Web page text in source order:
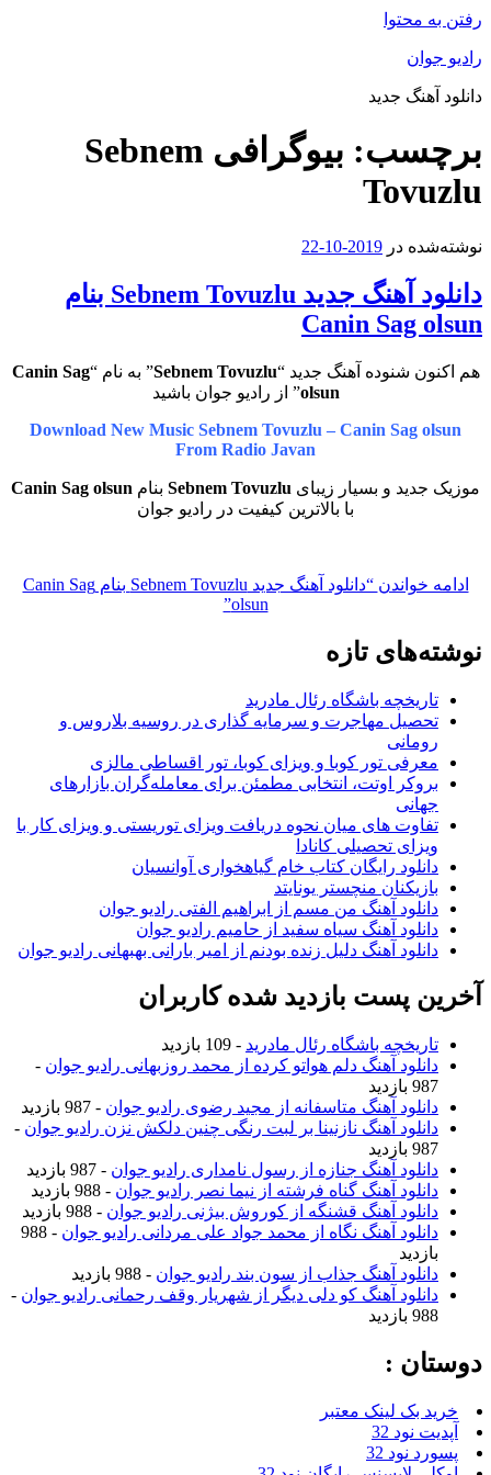
رفتن به محتوا
رادیو جوان
دانلود آهنگ جدید
برچسب:
بیوگرافی Sebnem
Tovuzlu
نوشته‌شده در 2019-10-22
دانلود آهنگ جدید Sebnem Tovuzlu بنام
Canin Sag olsun
هم اکنون شنوده آهنگ جدید “Sebnem Tovuzlu” به نام “Canin Sag
olsun” از رادیو جوان باشید
Download New Music Sebnem Tovuzlu – Canin Sag olsun
From Radio Javan
موزیک جدید و بسیار زیبای Sebnem Tovuzlu بنام Canin Sag olsun
با بالاترین کیفیت در رادیو جوان
ادامه خواندن
“دانلود آهنگ جدید Sebnem Tovuzlu بنام Canin Sag
olsun”
نوشته‌های تازه
تاریخچه باشگاه رئال مادرید
تحصیل مهاجرت و سرمایه گذاری در روسیه بلاروس و
رومانی
معرفی تور کوبا و ویزای کوبا، تور اقساطی مالزی
بروکر اوتت، انتخابی مطمئن برای معامله‌گران بازارهای
جهانی
تفاوت های میان نحوه دریافت ویزای توریستی و ویزای کار با
ویزای تحصیلی کانادا
دانلود رایگان کتاب خام گیاهخواری آوانسیان
بازیکنان منچستر یونایتد
دانلود آهنگ من مسم از ابراهیم الفتی رادیو جوان
دانلود آهنگ سیاه سفید از حامیم رادیو جوان
دانلود آهنگ دلیل زنده بودنم از امیر بارانی بهبهانی رادیو جوان
آخرین پست بازدید شده کاربران
تاریخچه باشگاه رئال مادرید - 109 بازدید
دانلود آهنگ دلم هواتو کرده از محمد روزبهانی رادیو جوان -
987 بازدید
دانلود آهنگ متاسفانه از مجید رضوی رادیو جوان - 987 بازدید
دانلود آهنگ نازنینا بر لبت رنگی چنین دلکش نزن رادیو جوان -
987 بازدید
دانلود آهنگ جنازه از رسول نامداری رادیو جوان - 987 بازدید
دانلود آهنگ گناه فرشته از نیما نصر رادیو جوان - 988 بازدید
دانلود آهنگ قشنگه از کوروش بیژنی رادیو جوان - 988 بازدید
دانلود آهنگ نگاه از محمد جواد علی مردانی رادیو جوان
- 988
بازدید
دانلود آهنگ جذاب از سون بند رادیو جوان - 988 بازدید
دانلود آهنگ کو دلی دیگر از شهریار وقف رحمانی رادیو جوان -
988 بازدید
دوستان :
خرید بک لینک معتبر
آپدیت نود 32
پسورد نود 32